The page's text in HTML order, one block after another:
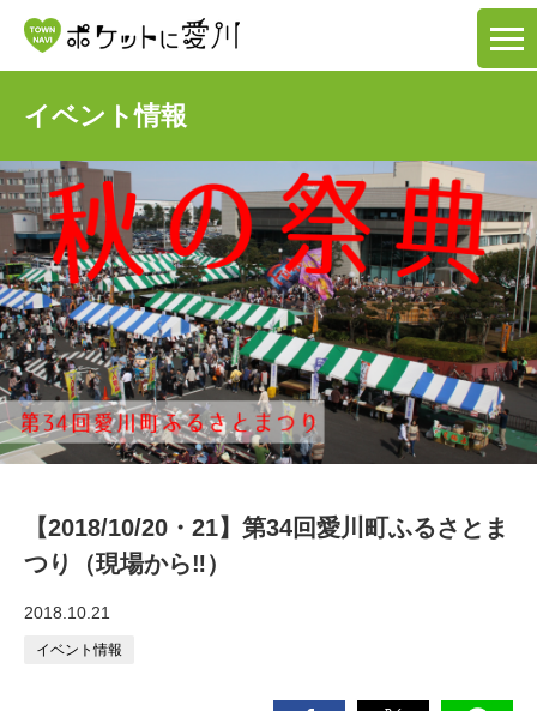
イベント情報
【2018/10/20・21】第34回愛川町ふるさとま
つり（現場から‼）
2018.10.21
イベント情報